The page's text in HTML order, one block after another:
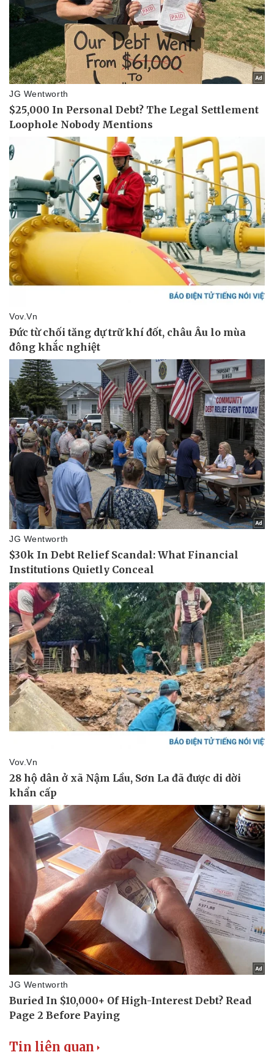
Pháp luật
Tin nóng
Tư vấn luật
Quân sự - Quốc phòng
Vũ khí
Việt Nam
Phân tích
Tin liên quan